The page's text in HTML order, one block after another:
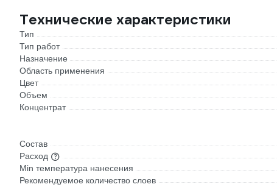
Технические характеристики
Тип
Тип работ
Назначение
Область применения
Цвет
Объем
Концентрат
Состав
Расход
Min температура нанесения
Рекомендуемое количество слоев